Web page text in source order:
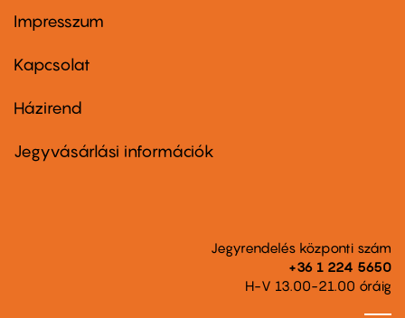
Footer
first
Impresszum
Kapcsolat
Footer
second
Házirend
Jegyvásárlási információk
Jegyrendelés központi szám
+36 1 224 5650
H-V 13.00-21.00 óráig